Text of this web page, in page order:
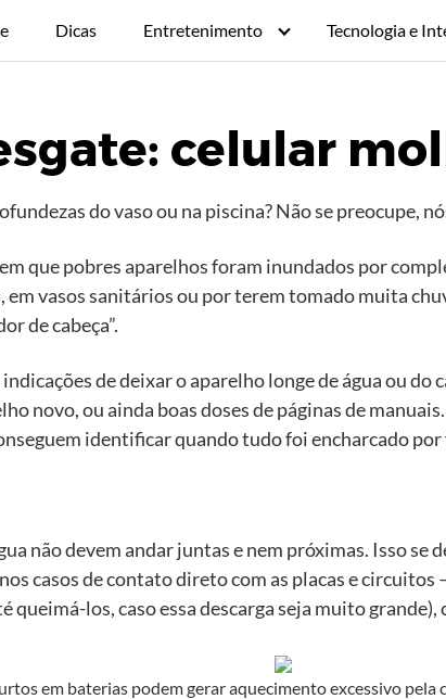
Dicas Entretenimento Tecnologia e
celular
do vaso ou na piscina? Não se preocupe,
que pobres aparelhos foram inundados por
em vasos sanitários ou por terem tomado muita
de cabeça”.
de deixar o aparelho longe de água ou do
novo, ou ainda boas doses de páginas de
identificar quando tudo foi encharcado por
não devem andar juntas e nem próximas. Isso se
casos de contato direto com as placas e
queimá-los, caso essa descarga seja muito
em baterias podem gerar aquecimento excessivo pela